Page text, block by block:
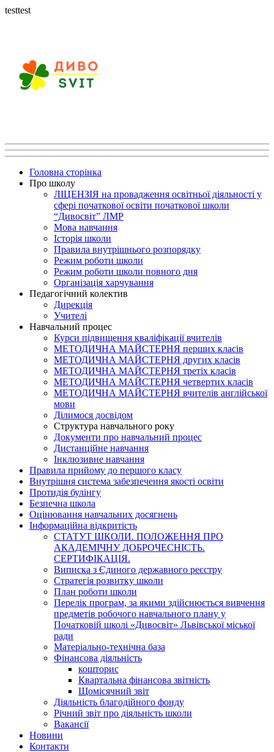
testtest
Головна сторінка
Про школу
ЛІЦЕНЗІЯ на провадження освітньої діяльності у
сфері початкової освіти початкової школи
“Дивосвіт” ЛМР
Мова навчання
Історія школи
Правила внутрішнього розпорядку
Режим роботи школи
Режим роботи школи повного дня
Організація харчування
Педагогічний колектив
Дирекція
Учителі
Навчальний процес
Курси підвищення кваліфікації вчителів
МЕТОДИЧНА МАЙСТЕРНЯ перших класів
МЕТОДИЧНА МАЙСТЕРНЯ других класів
МЕТОДИЧНА МАЙСТЕРНЯ третіх класів
МЕТОДИЧНА МАЙСТЕРНЯ четвертих класів
МЕТОДИЧНА МАЙСТЕРНЯ вчителів англійської
мови
Ділимося досвідом
Структура навчального року
Документи про навчальний процес
Дистанційне навчання
Інклюзивне навчання
Правила прийому до першого класу
Внутрішня система забезпечення якості освіти
Протидія булінгу
Безпечна школа
Оцінювання навчальних досягнень
Інформаційна відкритість
СТАТУТ ШКОЛИ. ПОЛОЖЕННЯ ПРО
АКАДЕМІЧНУ ДОБРОЧЕСНІСТЬ.
СЕРТИФІКАЦІЯ.
Виписка з Єдиного державного реєстру
Стратегія розвитку школи
План роботи школи
Перелік програм, за якими здійснюється вивчення
предметів робочого навчального плану у
Початковій школі «Дивосвіт» Львівської міської
ради
Матеріально-технічна база
Фінансова діяльність
кошторис
Квартальна фінансова звітність
Щомісячний звіт
Діяльність благодійного фонду
Річний звіт про діяльність школи
Вакансії
Новини
Контакти